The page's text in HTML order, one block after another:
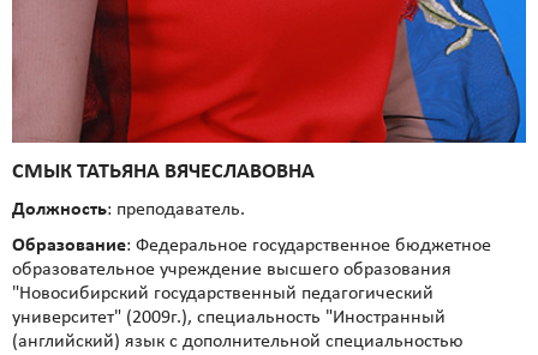
СМЫК ТАТЬЯНА ВЯЧЕСЛАВОВНА
Должность: преподаватель.
Образование: Федеральное государственное бюджетное
образовательное учреждение высшего образования
"Новосибирский государственный педагогический
университет" (2009г.), специальность "Иностранный
(английский) язык с дополнительной специальностью